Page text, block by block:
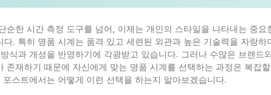
순한 시간 측정 도구를 넘어, 이제는 개인의 스타일을 나타내는 중요
다. 특히 명품 시계는 품격 있고 세련된 외관과 높은 기술력을 자랑하
식과 개성을 반영하기에 각광받고 있습니다. 그러나 수많은 브랜드
존재하기 때문에 자신에게 맞는 명품 시계를 선택하는 과정은 복잡
포스트에서는 어떻게 이런 선택을 하는지 알아보겠습니다.